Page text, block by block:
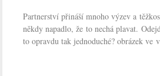
Partnerství přináší mnoho výzev a
někdy napadlo, že to nechá plavat.
to opravdu tak jednoduché? obrázek ve